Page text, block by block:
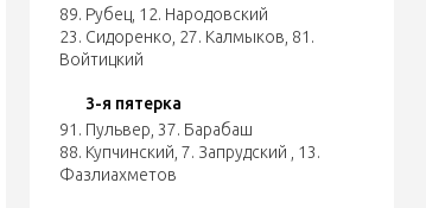
89. Рубец, 12. Народовский
23. Сидоренко 27. Калмыков 81.
Войтицкий
3-я пятерка
91. Пульвер 37. Барабаш
88. Купчинский 7. Запрудский
13.
Фазлиахметов